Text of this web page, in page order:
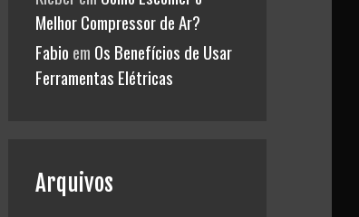
Melhor Compressor de Ar?
Fabio em Os Benefícios de Usar
Ferramentas Elétricas
Arquivos